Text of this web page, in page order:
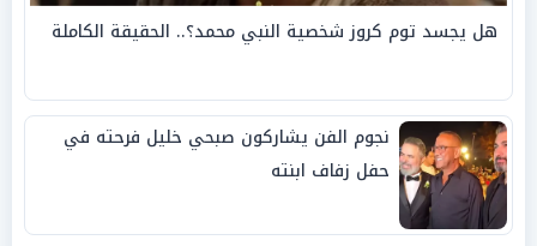
هل يجسد توم كروز شخصية النبي محمد؟.. الحقيقة الكاملة
نجوم الفن يشاركون صبحي خليل فرحته في
حفل زفاف ابنته